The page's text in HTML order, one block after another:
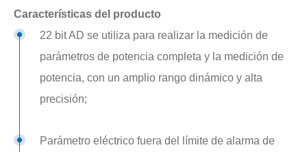
Características del producto
22 bit AD se utiliza para realizar la medición de
parámetros de potencia completa y la medición de
potencia, con un amplio rango dinámico y alta
precisión;
Parámetro eléctrico fuera del límite de alarma de